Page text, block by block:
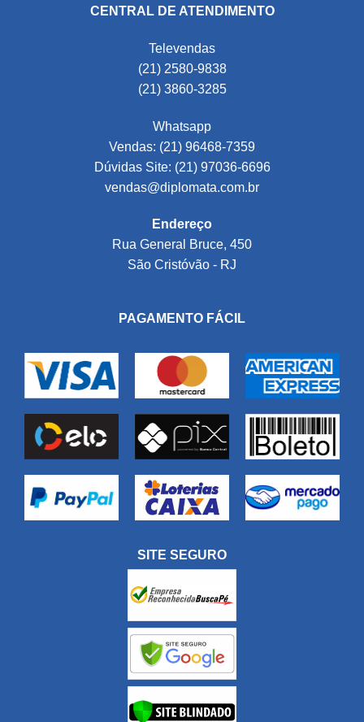
CENTRAL DE ATENDIMENTO
Televendas
(21) 2580-9838
(21) 3860-3285
Whatsapp
Vendas: (21) 96468-7359
Dúvidas Site: (21) 97036-6696
vendas@diplomata.com.br
Endereço
Rua General Bruce, 450
São Cristóvão - RJ
PAGAMENTO FÁCIL
SITE SEGURO